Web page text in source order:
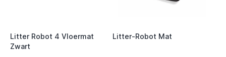
Litter Robot 4 Vloermat
Zwart
Litter-Robot Mat